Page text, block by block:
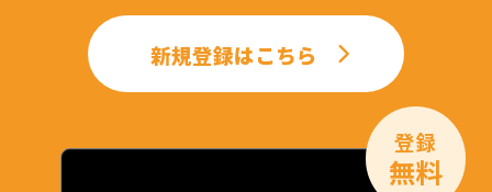
新規登録はこちら
登録
無料